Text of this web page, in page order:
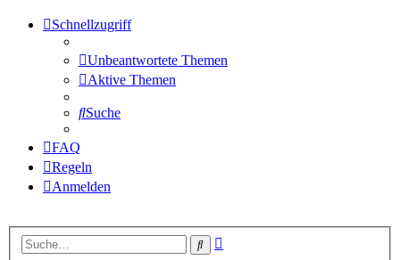
Schnellzugriff
Unbeantwortete Themen
Aktive Themen
Suche
FAQ
Regeln
Anmelden
Suche